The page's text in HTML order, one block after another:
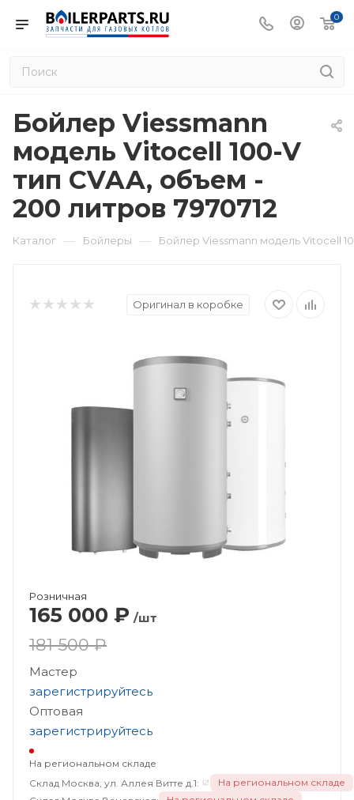
0
Бойлер Viessmann
модель Vitocell 100-V
тип CVAA, объем -
200 литров 7970712
Каталог — Бойлеры — Бойлер Viessmann модель Vitocell
Оригинал в коробке
Розничная
165 000 ₽ /шт
181 500 ₽
Мастер
зарегистрируйтесь
Оптовая
зарегистрируйтесь
На региональном складе
Склад Москва, ул. Аллея Витте д.1:
На региональном складе